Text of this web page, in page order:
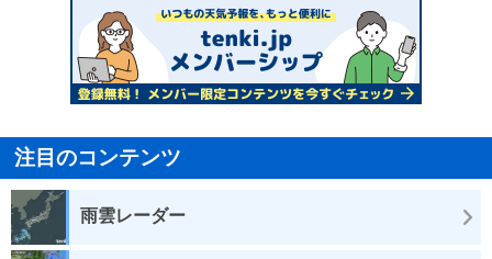
注目のコンテンツ
雨雲レーダー